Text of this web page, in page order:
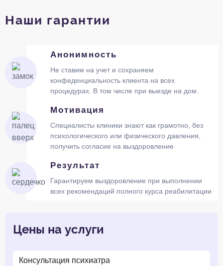
Наши гарантии
Анонимность
Не ставим на учет и сохраняем
конфеденциальность клиента на всех
процедурах. В том числе при выезде на дом.
Мотивация
Специалисты клиники знают как грамотно, без
психологического или физического давления,
получить согласие на выздоровление
Результат
Гарантируем выздоровление при выполнении
всех рекомендаций полного курса реабилитации
Цены на услуги
Консультация психиатра